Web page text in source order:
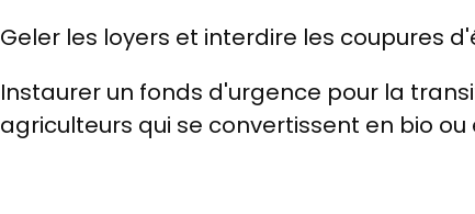
Geler les loyers et interdire les coupures
Instaurer un fonds d'urgence pour la
agriculteurs qui se convertissent en bio